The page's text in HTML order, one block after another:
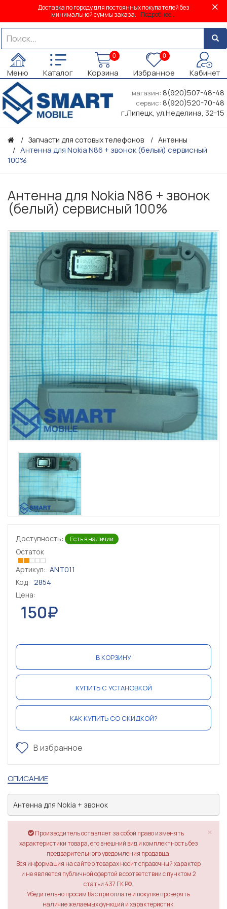
Доставка по городу для постоянных покупателей без
минимальной суммы заказа. Подробнее...
Меню Каталог
0
Корзина
0
Избранное Кабинет
магазин: 8(920)507-48-48
сервис: 8(920)520-70-48
г.Липецк, ул.Неделина, 32-15
Запчасти для сотовых телефонов Антенны
Антенна для Nokia N86 + звонок (белый) сервисный
100%
Антенна для Nokia N86 + звонок
(белый) сервисный 100%
Доступность: Есть в наличии
Остаток
Артикул: ANT011
Код: 2854
Цена:
150₽
В КОРЗИНУ
КУПИТЬ С УСТАНОВКОЙ
КАК КУПИТЬ СО СКИДКОЙ?
В избранное
ОПИСАНИЕ
Антенна для Nokia + звонок
×
Производитель оставляет за собой право изменять
характеристики товара, его внешний вид и комплектность без
предварительного уведомления продавца.
Вся информация на сайте о товарах носит справочный характер
и не является публичной офертой в соответствии с пунктом 2
статьи 437 ГК РФ.
Убедительно просим Вас при оплате и покупке проверять
наличие желаемых функций и характеристик.